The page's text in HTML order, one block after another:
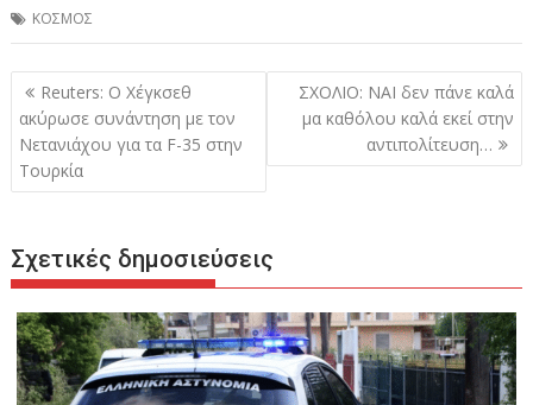
ΚΟΣΜΟΣ
Πλοήγηση
άρθρων
Reuters: Ο Χέγκσεθ
ακύρωσε συνάντηση με τον
Νετανιάχου για τα F-35 στην
Τουρκία
ΣΧΟΛΙΟ: ΝΑΙ δεν πάνε καλά
μα καθόλου καλά εκεί στην
αντιπολίτευση…
Σχετικές δημοσιεύσεις